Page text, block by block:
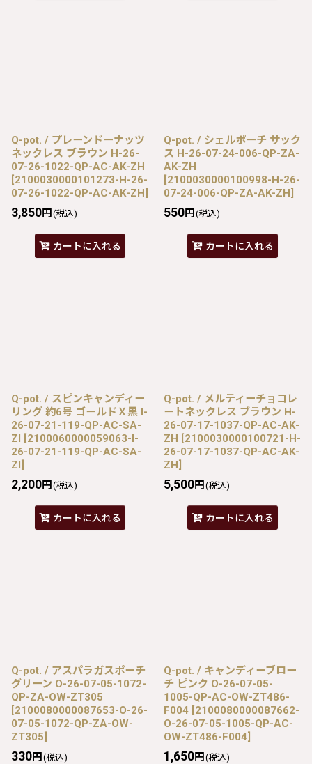
Q-pot. / プレーンドーナッツ
ネックレス ブラウン H-26-
07-26-1022-QP-AC-AK-ZH
[2100030000101273-H-26-
07-26-1022-QP-AC-AK-ZH]
3,850円 (税込)
カートに入れる
Q-pot. / シェルポーチ サック
ス H-26-07-24-006-QP-ZA-
AK-ZH
[2100030000100998-H-26-
07-24-006-QP-ZA-AK-ZH]
550円 (税込)
カートに入れる
Q-pot. / スピンキャンディー
リング 約6号 ゴールドＸ黒 I-
26-07-21-119-QP-AC-SA-
ZI [2100060000059063-I-
26-07-21-119-QP-AC-SA-
ZI]
2,200円 (税込)
カートに入れる
Q-pot. / メルティーチョコレ
ートネックレス ブラウン H-
26-07-17-1037-QP-AC-AK-
ZH [2100030000100721-H-
26-07-17-1037-QP-AC-AK-
ZH]
5,500円 (税込)
カートに入れる
Q-pot. / アスパラガスポーチ
グリーン O-26-07-05-1072-
QP-ZA-OW-ZT305
[2100080000087653-O-26-
07-05-1072-QP-ZA-OW-
ZT305]
330円 (税込)
Q-pot. / キャンディーブロー
チ ピンク O-26-07-05-
1005-QP-AC-OW-ZT486-
F004 [2100080000087662-
O-26-07-05-1005-QP-AC-
OW-ZT486-F004]
1,650円 (税込)